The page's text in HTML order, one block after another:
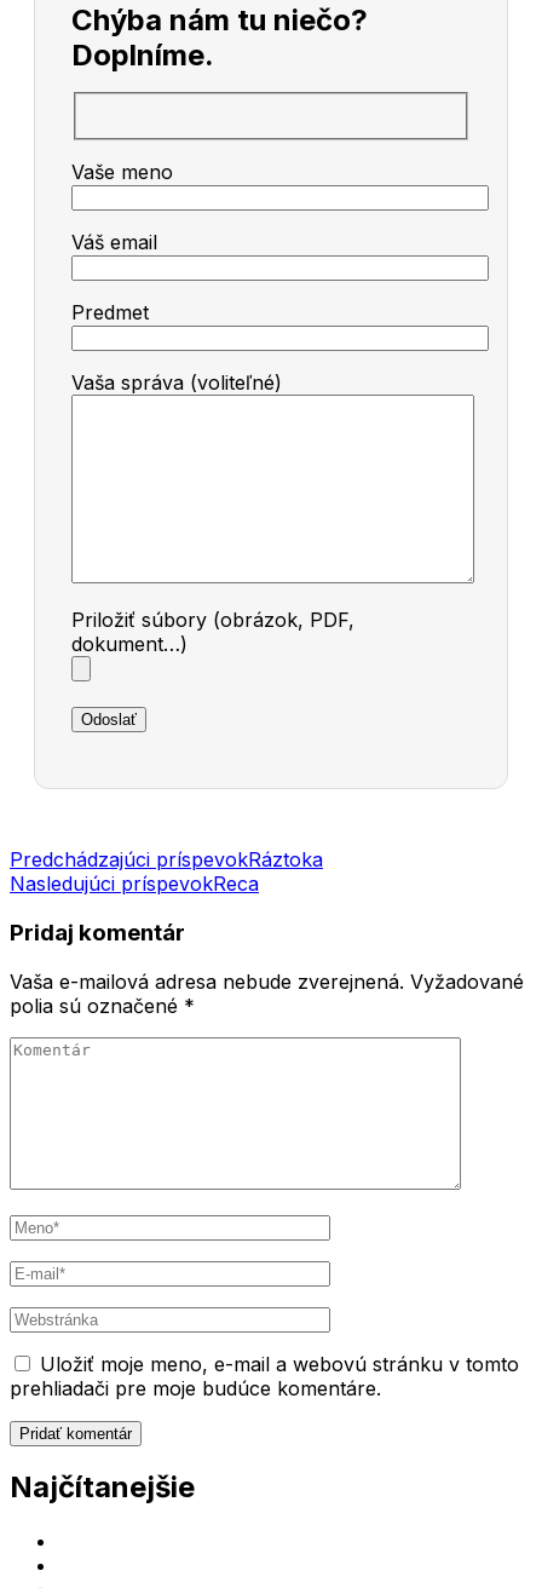
Chýba nám tu niečo?
Doplníme.
Vaše meno
Váš email
Predmet
Vaša správa (voliteľné)
Priložiť súbory (obrázok, PDF,
dokument…)
Navigácia
v
článku
Predchádzajúci príspevokRáztoka
Nasledujúci príspevokReca
Pridaj komentár
Vaša e-mailová adresa nebude zverejnená. Vyžadované
polia sú označené *
Komentár
Meno*
E-
mail*
Webstránka
Uložiť moje meno, e-mail a webovú stránku v tomto
prehliadači pre moje budúce komentáre.
Najčítanejšie